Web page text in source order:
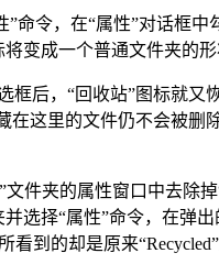
命令，在“属性”对话框中
变成一个普通文件夹的形
框后，“回收站”图标就又
在这里的文件仍不会被删
件夹的属性窗口中去除
选择“属性”命令，在弹出
到的却是原来